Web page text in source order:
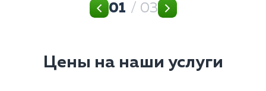
01 / 03
Цены на наши услуги